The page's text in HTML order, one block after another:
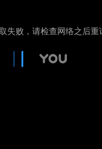
失败，请检查网络之后重